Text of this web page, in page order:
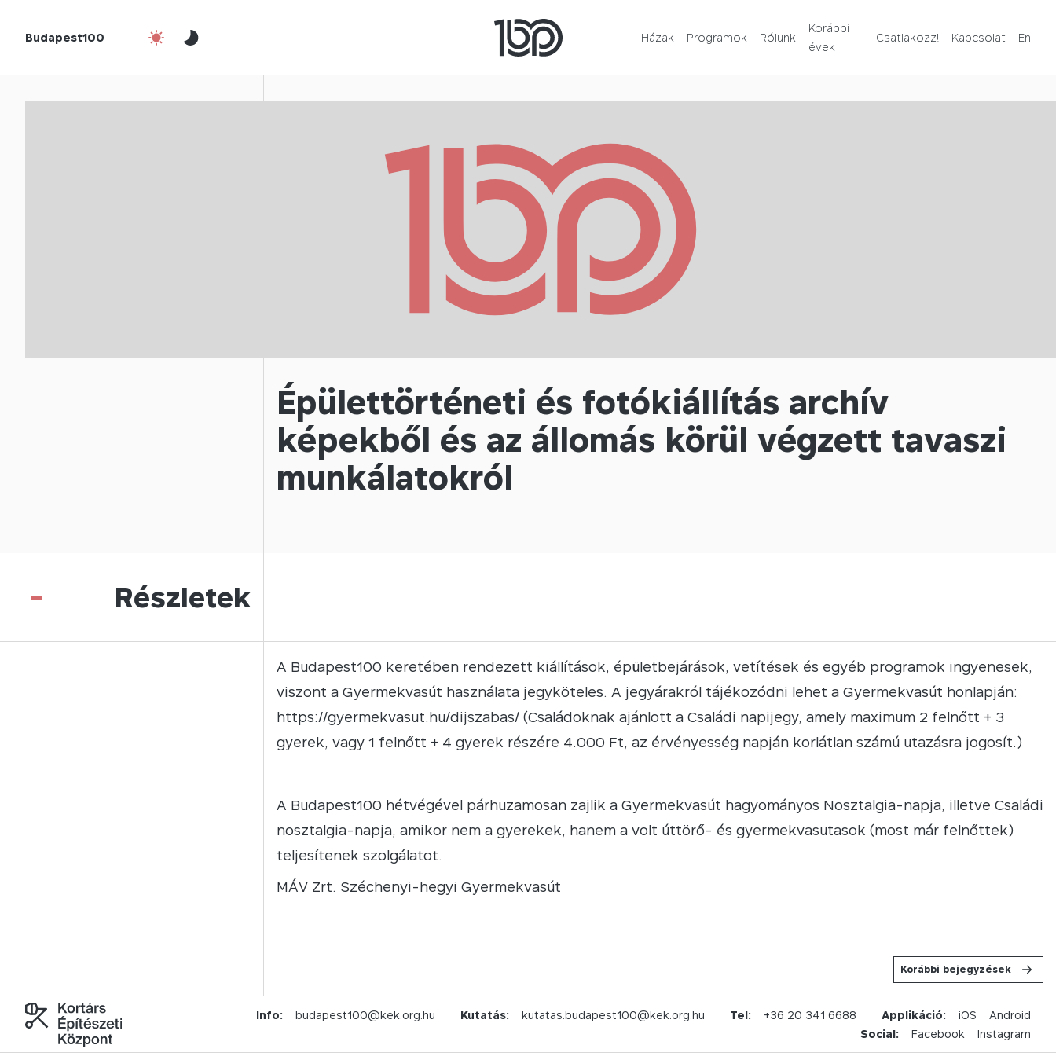
Budapest100 Házak Programok Rólunk
Korábbi
évek
Csatlakozz! Kapcsolat En
Épülettörténeti és fotókiállítás archív
képekből és az állomás körül végzett tavaszi
munkálatokról
Részletek
-
A Budapest100 keretében rendezett kiállítások, épületbejárások, vetítések és egyéb programok ingyenesek,
viszont a Gyermekvasút használata jegyköteles. A jegyárakról tájékozódni lehet a Gyermekvasút honlapján:
https://gyermekvasut.hu/dijszabas/ (Családoknak ajánlott a Családi napijegy, amely maximum 2 felnőtt + 3
gyerek, vagy 1 felnőtt + 4 gyerek részére 4.000 Ft, az érvényesség napján korlátlan számú utazásra jogosít.)
A Budapest100 hétvégével párhuzamosan zajlik a Gyermekvasút hagyományos Nosztalgia-napja, illetve Családi
nosztalgia-napja, amikor nem a gyerekek, hanem a volt úttörő- és gyermekvasutasok (most már felnőttek)
teljesítenek szolgálatot.
MÁV Zrt. Széchenyi-hegyi Gyermekvasút
Korábbi bejegyzések
Info: budapest100@kek.org.hu Kutatás: kutatas.budapest100@kek.org.hu Tel: +36 20 341 6688 Applikáció: iOS
Android
Social:
Facebook Instagram